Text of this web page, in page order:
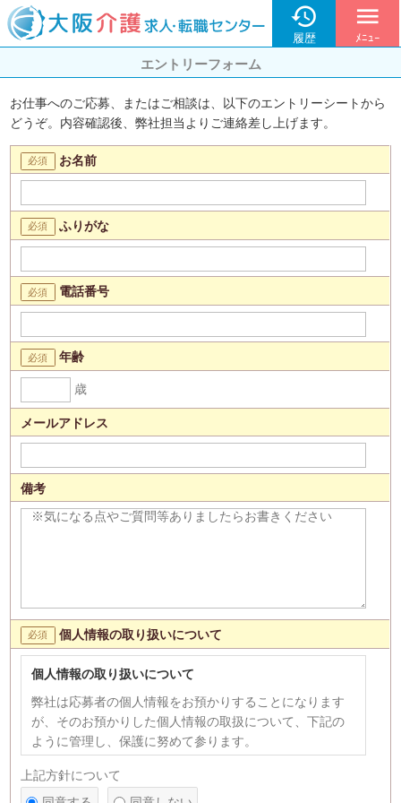

履歴
menu
ﾒﾆｭｰ
エントリーフォーム
お仕事へのご応募、またはご相談は、以下のエントリーシートから
どうぞ。内容確認後、弊社担当よりご連絡差し上げます。
お名前
ふりがな
電話番号
年齢
歳
メールアドレス
備考
個人情報の取り扱いについて
個人情報の取り扱いについて
弊社は応募者の個人情報をお預かりすることになります
が、そのお預かりした個人情報の取扱について、下記の
ように管理し、保護に努めて参ります。
【個人情報の利用目的】
1)応募者への連絡、採用選考のため。 2)次の各号のいず
上記方針について